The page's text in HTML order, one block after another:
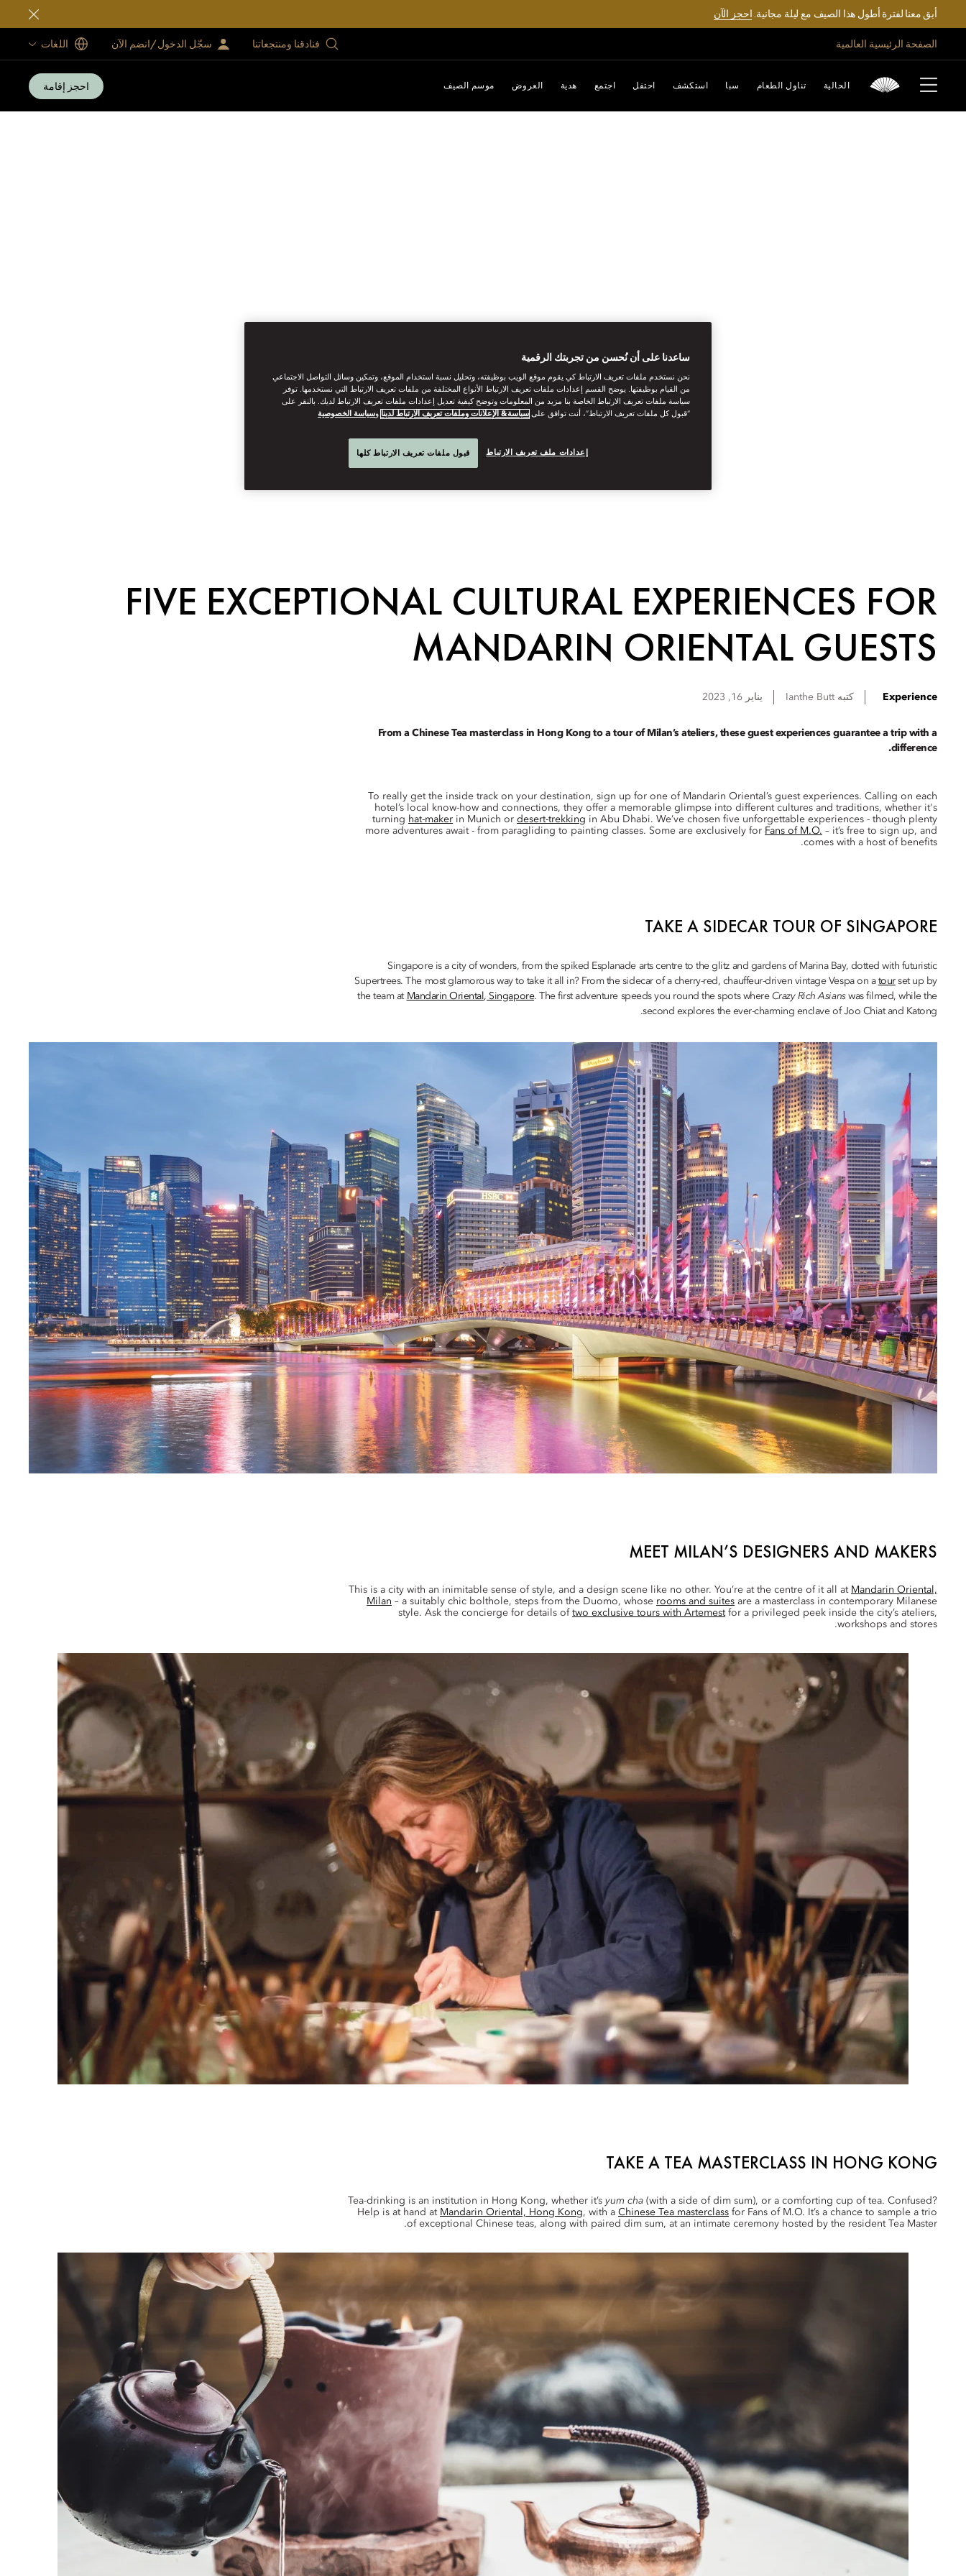
أبق معنا لفترة أطول هذا الصيف مع ليلة مجانية.احجز الآن
الصفحة الرئيسية العالمية فنادقنا ومنتجعاتنا سجّل الدخول/انضم الآن اللغات
الحالية تناول الطعام سبا استكشف احتفل اجتمع هدية العروض موسم الصيف احجز إقامة
FIVE EXCEPTIONAL CULTURAL EXPERIENCES FOR
MANDARIN ORIENTAL GUESTS
Experience كتبه Ianthe Butt يناير 16, 2023
From a Chinese Tea masterclass in Hong Kong to a tour of Milan’s ateliers, these guest experiences guarantee a trip with a
difference.
To really get the inside track on your destination, sign up for one of Mandarin Oriental’s guest experiences. Calling on each
hotel’s local know-how and connections, they offer a memorable glimpse into different cultures and traditions, whether it's
turning hat-maker in Munich or desert-trekking in Abu Dhabi. We’ve chosen five unforgettable experiences - though plenty
more adventures await - from paragliding to painting classes. Some are exclusively for Fans of M.O. – it’s free to sign up, and
comes with a host of benefits.
TAKE A SIDECAR TOUR OF SINGAPORE
Singapore is a city of wonders, from the spiked Esplanade arts centre to the glitz and gardens of Marina Bay, dotted with futuristic
Supertrees. The most glamorous way to take it all in? From the sidecar of a cherry-red, chauffeur-driven vintage Vespa on a tourset up by
the team at Mandarin Oriental, Singapore. The first adventure speeds you round the spots where Crazy Rich Asianswas filmed, while the
second explores the ever-charming enclave of Joo Chiat and Katong.
MEET MILAN’S DESIGNERS AND MAKERS
This is a city with an inimitable sense of style, and a design scene like no other. You’re at the centre of it all at Mandarin Oriental,
Milan – a suitably chic bolthole, steps from the Duomo, whose rooms and suites are a masterclass in contemporary Milanese
style. Ask the concierge for details of two exclusive tours with Artemestfor a privileged peek inside the city’s ateliers,
workshops and stores.
TAKE A TEA MASTERCLASS IN HONG KONG
Tea-drinking is an institution in Hong Kong, whether it’s yum cha (with a side of dim sum), or a comforting cup of tea. Confused?
Help is at hand at Mandarin Oriental, Hong Kong, with a Chinese Tea masterclass for Fans of M.O. It’s a chance to sample a trio
of exceptional Chinese teas, along with paired dim sum, at an intimate ceremony hosted by the resident Tea Master.
ساعدنا على أن نُحسن من تجربتك الرقمية
نحن نستخدم ملفات تعريف الارتباط كي يقوم موقع الويب بوظيفته، وتحليل نسبة استخدام الموقع، وتمكين وسائل التواصل الاجتماعي
من القيام بوظيفتها. يوضح القسم إعدادات ملفات تعريف الارتباط الأنواع المختلفة من ملفات تعريف الارتباط التي نستخدمها. توفر
سياسة ملفات تعريف الارتباط الخاصة بنا مزيد من المعلومات وتوضح كيفية تعديل إعدادات ملفات تعريف الارتباط لديك. بالنقر على
“قبول كل ملفات تعريف الارتباط”، أنت توافق على سياسة& الإعلانات وملفات تعريف الارتباط لدينا وسياسة الخصوصية
إعدادات ملف تعريف الارتباط قبول ملفات تعريف الارتباط كلها